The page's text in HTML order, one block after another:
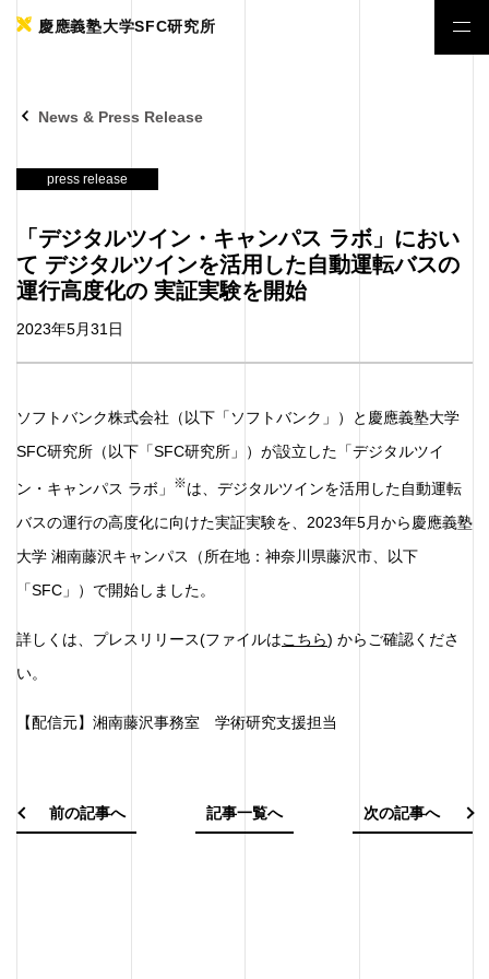
慶應義塾大学SFC研究所
News & Press Release
press release
「デジタルツイン・キャンパス ラボ」におい
て デジタルツインを活用した自動運転バスの
運行高度化の 実証実験を開始
2023年5月31日
ソフトバンク株式会社（以下「ソフトバンク」）と慶應義塾大学
SFC研究所（以下「SFC研究所」）が設立した「デジタルツイ
ン・キャンパス ラボ」 ※は、デジタルツインを活用した自動運転
バスの運行の高度化に向けた実証実験を、2023年5月から慶應義塾
大学 湘南藤沢キャンパス（所在地：神奈川県藤沢市、以下
「SFC」）で開始しました。
詳しくは、プレスリリース(ファイルはこちら) からご確認くださ
い。
【配信元】湘南藤沢事務室 学術研究支援担当
前の記事へ 記事一覧へ 次の記事へ